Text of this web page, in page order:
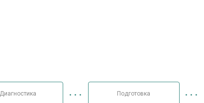
Диагностика Подготовка